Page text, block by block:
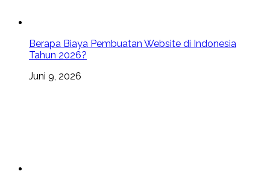
Berapa Biaya Pembuatan Website di Indonesia
Tahun 2026?
Juni 9, 2026